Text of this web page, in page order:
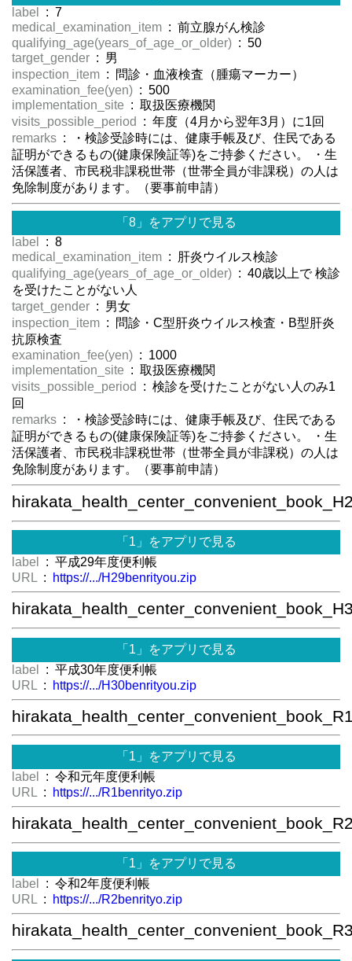
label
: 7
medical_examination_item : 前立腺がん検診
qualifying_age(years_of_age_or_older) : 50
target_gender : 男
inspection_item : 問診・血液検査（腫瘍マーカー）
examination_fee(yen) : 500
implementation_site : 取扱医療機関
visits_possible_period
: 年度（4月から翌年3月）に1回
remarks : ・検診受診時には、健康手帳及び、住民である
証明ができるもの(健康保険証等)をご持参ください。 ・生
活保護者、市民税非課税世帯（世帯全員が非課税）の人は
免除制度があります。（要事前申請）
「8」をアプリで見る
label
: 8
medical_examination_item : 肝炎ウイルス検診
qualifying_age(years_of_age_or_older) : 40歳以上で 検診
を受けたことがない人
target_gender : 男女
inspection_item : 問診・C型肝炎ウイルス検査・B型肝炎
抗原検査
examination_fee(yen) : 1000
implementation_site : 取扱医療機関
visits_possible_period
: 検診を受けたことがない人のみ1
回
remarks : ・検診受診時には、健康手帳及び、住民である
証明ができるもの(健康保険証等)をご持参ください。 ・生
活保護者、市民税非課税世帯（世帯全員が非課税）の人は
免除制度があります。（要事前申請）
「1」をアプリで見る
label
: 平成29年度便利帳
URL : https://.../H29benrityou.zip
「1」をアプリで見る
label
: 平成30年度便利帳
URL : https://.../H30benrityou.zip
「1」をアプリで見る
label
: 令和元年度便利帳
URL : https://.../R1benrityo.zip
「1」をアプリで見る
label
: 令和2年度便利帳
URL : https://.../R2benrityo.zip